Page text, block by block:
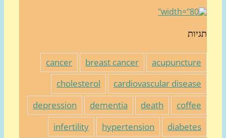
breast cancer
cancer
cardiovascular
cholesterol
death
dementia
depression
hypertension
infertility